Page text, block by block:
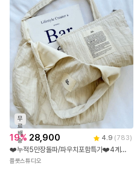
무
료
배
송
19% 28,900 4.9 (783)
❤️누적5만장돌파/파우치포함특가❤️4계절 생활방수 스트라이프 절개 포인트 에코백 숄더백 파우치 세트
플룻스튜디오